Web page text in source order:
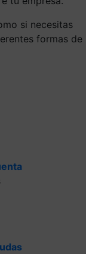
si necesitas
formas de